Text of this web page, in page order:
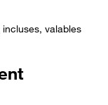
incluses, valables